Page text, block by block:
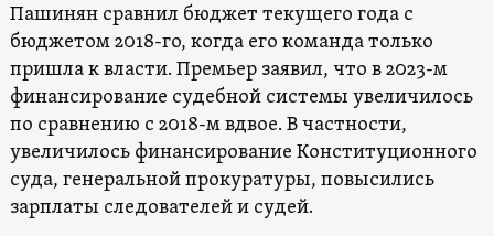
Пашинян сравнил бюджет текущего года с
бюджетом 2018-го, когда его команда только
пришла к власти. Премьер заявил, что в 2023-м
финансирование судебной системы увеличилось
по сравнению с 2018-м вдвое. В частности,
увеличилось финансирование Конституционного
суда, генеральной прокуратуры, повысились
зарплаты следователей и судей.